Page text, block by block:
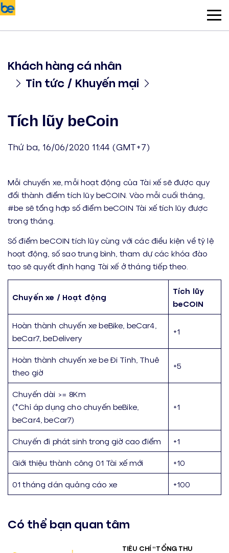
Khách hàng cá nhân
Tin tức / Khuyến mại
Tích lũy beCoin
Thứ ba, 16/06/2020 11:44 (GMT+7)
Mỗi chuyến xe, mỗi hoạt động của Tài xế sẽ được quy
đổi thành điểm tích lũy beCOIN. Vào mỗi cuối tháng,
#be sẽ tổng hợp số điểm beCOIN Tài xế tích lũy được
trong tháng.
Số điểm beCOIN tích lũy cùng với các điều kiện về tỷ lệ
hoạt động, số sao trung bình, tham dự các khóa đào
tạo sẽ quyết định hạng Tài xế ở tháng tiếp theo.
Chuyến xe / Hoạt động
Tích lũy
beCOIN
Hoàn thành chuyến xe beBike, beCar4,
beCar7, beDelivery
+1
Hoàn thành chuyến xe be Đi Tỉnh, Thuê
theo giờ
+5
Chuyến dài >= 8Km
(*Chỉ áp dụng cho chuyến beBike,
beCar4, beCar7)
+1
Chuyến đi phát sinh trong giờ cao điểm +1
Giới thiệu thành công 01 Tài xế mới +10
01 tháng dán quảng cáo xe +100
Có thể bạn quan tâm
TIÊU CHÍ “TỔNG THU